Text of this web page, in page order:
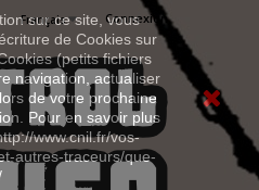
sur ce site, vous
de Cookies sur
(petits fichiers
navigation, actualiser
de votre prochaine
Pour en savoir plus
www.cnil.fr/vos-
autres-traceurs/que-
Connexion
Français